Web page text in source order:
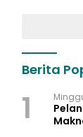
Berita
1